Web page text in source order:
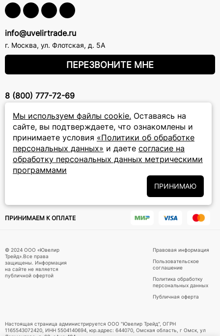
Мы используем файлы cookie. Оставаясь на
сайте, вы подтверждаете, что ознакомлены и
принимаете условия «Политики об обработке
персональных данных» и даете согласие на
обработку персональных данных метрическими
программами
ПРИНИМАЮ
info@uvelirtrade.ru
г. Москва, ул. Флотская, д. 5А
ПЕРЕЗВОНИТЕ МНЕ
8 (800) 777-72-69
ПОДПИСКА НА РАССЫЛКУ
Подписаться на новости
Подписываясь на рассылку, вы соглашаетесь с условиями
и даёте своё согласие на их
ПРИНИМАЕМ К ОПЛАТЕ
© 2024 ООО «Ювелир
Трейд».Все права
защищены. Информация
на сайте не является
публичной офертой
Правовая информация
Пользовательское
соглашение
Политика обработку
персональных данных
Публичная оферта
Настоящая страница администрируется ООО "Ювелир Трейд", ОГРН
1165543072420, ИНН 5504140694, юр.адрес: 644070, Омская область, г Омск, ул